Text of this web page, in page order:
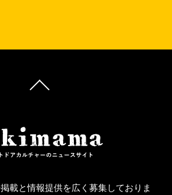
載と情報提供を広く募集しておりま